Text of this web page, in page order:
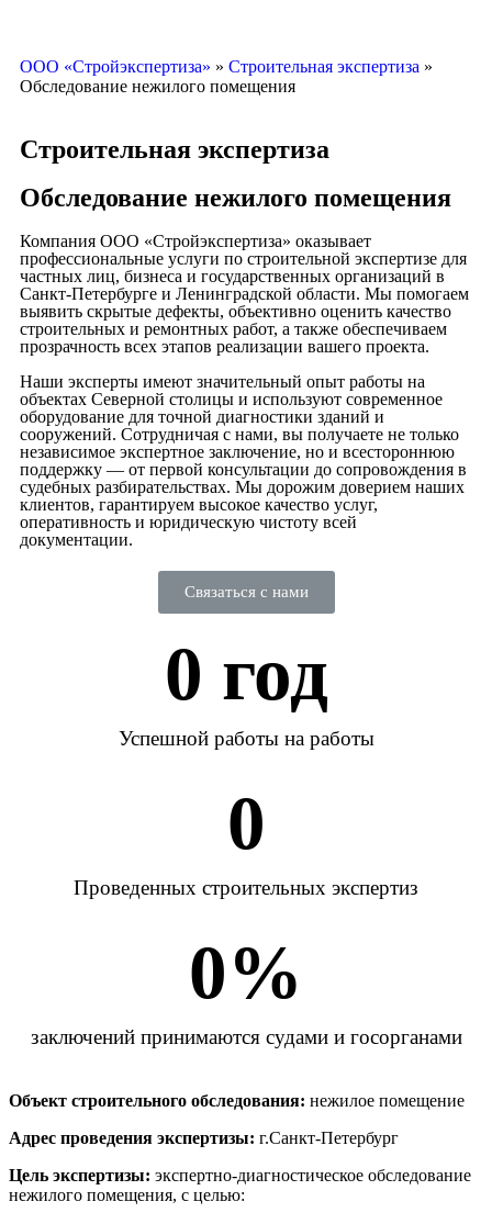
ООО «Стройэкспертиза» » Строительная экспертиза »
Обследование нежилого помещения
Строительная экспертиза
Обследование нежилого помещения
Компания ООО «Стройэкспертиза» оказывает
профессиональные услуги по строительной экспертизе для
частных лиц, бизнеса и государственных организаций в
Санкт-Петербурге и Ленинградской области. Мы помогаем
выявить скрытые дефекты, объективно оценить качество
строительных и ремонтных работ, а также обеспечиваем
прозрачность всех этапов реализации вашего проекта.
Наши эксперты имеют значительный опыт работы на
объектах Северной столицы и используют современное
оборудование для точной диагностики зданий и
сооружений. Сотрудничая с нами, вы получаете не только
независимое экспертное заключение, но и всестороннюю
поддержку — от первой консультации до сопровождения в
судебных разбирательствах. Мы дорожим доверием наших
клиентов, гарантируем высокое качество услуг,
оперативность и юридическую чистоту всей
документации.
Связаться с нами
0 год
Успешной работы на работы
0
Проведенных строительных экспертиз
0%
заключений принимаются судами и госорганами
Объект строительного обследования: нежилое помещение
Адрес проведения экспертизы: г.Санкт-Петербург
Цель экспертизы: экспертно-диагностическое обследование
нежилого помещения, с целью: